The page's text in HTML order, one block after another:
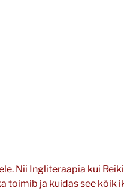
Nii Ingliteraapia kui
toimib ja kuidas see kõik